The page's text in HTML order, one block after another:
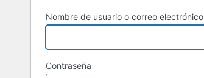
Nombre de usuario o correo electrónico
Contraseña